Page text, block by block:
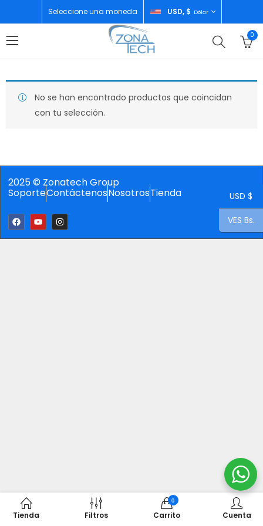
Seleccione una moneda USD, $ Dólar
0
No se han encontrado productos que coincidan
con tu selección.
2025 © Zonatech Group
SoporteContáctenosNosotrosTienda
Tienda Filtros
0
Carrito Cuenta
USD $
VES Bs.